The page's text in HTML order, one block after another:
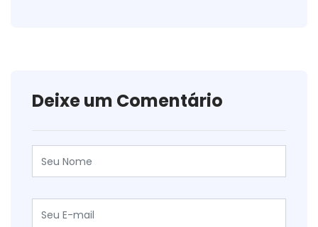
Deixe um Comentário